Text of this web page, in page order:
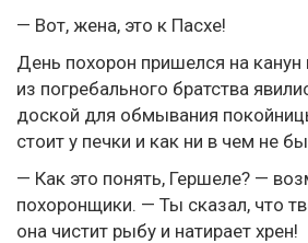
— Вот, жена, это к Пасхе!
День похорон пришелся на
из погребального братства
доской для обмывания
стоит у печки и как ни в чем не
— Как это понять, Гершеле? —
похоронщики. — Ты сказал, что
она чистит рыбу и натирает хрен!